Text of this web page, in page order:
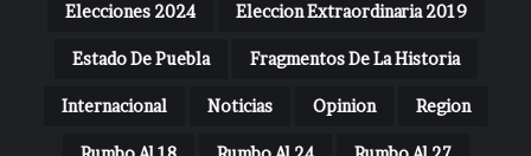
Elecciones 2024 Eleccion Extraordinaria 2019
Estado De Puebla Fragmentos De La Historia
Internacional Noticias Opinion Region